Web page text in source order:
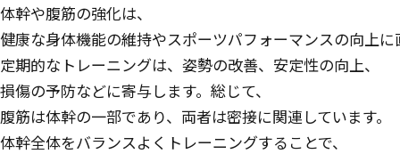
体幹や腹筋の強化は、
健康な身体機能の維持やスポーツパフォーマンスの向上に
定期的なトレーニングは、姿勢の改善、安定性の向上、
損傷の予防などに寄与します。総じて、
腹筋は体幹の一部であり、両者は密接に関連しています。
体幹全体をバランスよくトレーニングすることで、